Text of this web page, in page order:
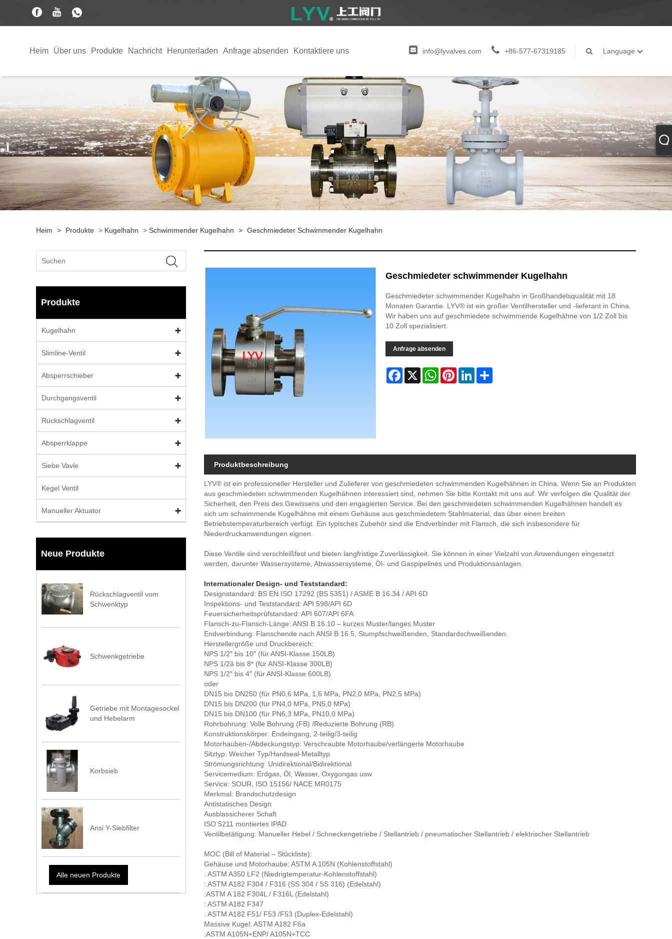
Heim Über uns Produkte Nachricht Herunterladen Anfrage absenden Kontaktiere uns info@lyvalves.com +86-577-67319185 Language
Heim > Produkte > Kugelhahn > Schwimmender Kugelhahn > Geschmiedeter Schwimmender Kugelhahn
Produkte
Kugelhahn
Slimline-Ventil
Absperrschieber
Durchgangsventil
Rückschlagventil
Absperrklappe
Siebe Vavle
Kegel Ventil
Manueller Aktuator
Neue Produkte
Rückschlagventil vom
Schwenktyp
Schwenkgetriebe
Getriebe mit Montagesockel
und Hebelarm
Korbsieb
Ansi Y-Siebfilter
Alle neuen Produkte
Geschmiedeter schwimmender Kugelhahn
Geschmiedeter schwimmender Kugelhahn in Großhandelsqualität mit 18
Monaten Garantie. LYV® ist ein großer Ventilhersteller und -lieferant in China.
Wir haben uns auf geschmiedete schwimmende Kugelhähne von 1/2 Zoll bis
10 Zoll spezialisiert.
Anfrage absenden
Facebook
X WhatsAppPinterestLinkedInShare
Produktbeschreibung
LYV® ist ein professioneller Hersteller und Zulieferer von geschmiedeten schwimmenden Kugelhähnen in China. Wenn Sie an Produkten
aus geschmiedeten schwimmenden Kugelhähnen interessiert sind, nehmen Sie bitte Kontakt mit uns auf. Wir verfolgen die Qualität der
Sicherheit, den Preis des Gewissens und den engagierten Service. Bei den geschmiedeten schwimmenden Kugelhähnen handelt es
sich um schwimmende Kugelhähne mit einem Gehäuse aus geschmiedetem Stahlmaterial, das über einen breiten
Betriebstemperaturbereich verfügt. Ein typisches Zubehör sind die Endverbinder mit Flansch, die sich insbesondere für
Niederdruckanwendungen eignen.
Diese Ventile sind verschleißfest und bieten langfristige Zuverlässigkeit. Sie können in einer Vielzahl von Anwendungen eingesetzt
werden, darunter Wassersysteme, Abwassersysteme, Öl- und Gaspipelines und Produktionsanlagen.
Internationaler Design- und Teststandard:
Designstandard: BS EN ISO 17292 (BS 5351) / ASME B 16.34 / API 6D
Inspektions- und Teststandard: API 598/API 6D
Feuersicherheitsprüfstandard: API 607/API 6FA
Flansch-zu-Flansch-Länge: ANSI B 16.10 – kurzes Muster/langes Muster
Endverbindung: Flanschende nach ANSI B 16.5, Stumpfschweißenden, Standardschweißenden.
Herstellergröße und Druckbereich:
NPS 1/2″ bis 10″ (für ANSI-Klasse 150LB)
NPS 1/2â bis 8* (für ANSI-Klasse 300LB)
NPS 1/2″ bis 4″ (für ANSI-Klasse 600LB)
oder
DN15 bis DN250 (für PN0,6 MPa, 1,6 MPa, PN2,0 MPa, PN2,5 MPa)
DN15 bis DN200 (für PN4,0 MPa, PN5,0 MPa)
DN15 bis DN100 (für PN6,3 MPa, PN10,0 MPa)
Rohrbohrung: Volle Bohrung (FB) /Reduzierte Bohrung (RB)
Konstruktionskörper: Endeingang, 2-teilig/3-teilig
Motorhauben-/Abdeckungstyp: Verschraubte Motorhaube/verlängerte Motorhaube
Sitztyp: Weicher Typ/Hardseal-Metalltyp
Strömungsrichtung: Unidirektional/Bidirektional
Servicemedium: Erdgas, Öl, Wasser, Oxygongas usw
Service: SOUR, ISO 15156/ NACE MR0175
Merkmal: Brandschutzdesign
Antistatisches Design
Ausblassicherer Schaft
ISO 5211 montiertes IPAD
Ventilbetätigung: Manueller Hebel / Schneckengetriebe / Stellantrieb / pneumatischer Stellantrieb / elektrischer Stellantrieb
MOC (Bill of Material – Stückliste):
Gehäuse und Motorhaube: ASTM A 105N (Kohlenstoffstahl)
: ASTM A350 LF2 (Niedrigtemperatur-Kohlenstoffstahl)
: ASTM A182 F304 / F316 (SS 304 / SS 316) (Edelstahl)
:ASTM A 182 F304L / F316L (Edelstahl)
: ASTM A182 F347
: ASTM A182 F51/ F53 /F53 (Duplex-Edelstahl)
Massive Kugel: ASTM A182 F6a
:ASTM A105N+ENP/ A105N+TCC